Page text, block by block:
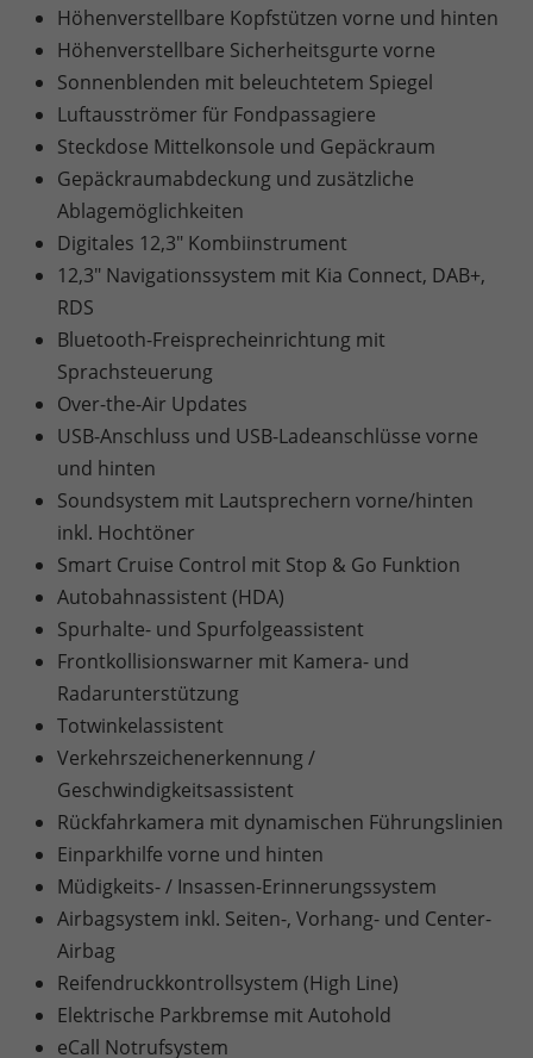
Höhenverstellbare Kopfstützen vorne und hinten
Höhenverstellbare Sicherheitsgurte vorne
Sonnenblenden mit beleuchtetem Spiegel
Luftausströmer für Fondpassagiere
Steckdose Mittelkonsole und Gepäckraum
Gepäckraumabdeckung und zusätzliche
Ablagemöglichkeiten
Digitales 12,3" Kombiinstrument
12,3" Navigationssystem mit Kia Connect, DAB+,
RDS
Bluetooth-Freisprecheinrichtung mit
Sprachsteuerung
Over-the-Air Updates
USB-Anschluss und USB-Ladeanschlüsse vorne
und hinten
Soundsystem mit Lautsprechern vorne/hinten
inkl. Hochtöner
Smart Cruise Control mit Stop & Go Funktion
Autobahnassistent (HDA)
Spurhalte- und Spurfolgeassistent
Frontkollisionswarner mit Kamera- und
Radarunterstützung
Totwinkelassistent
Verkehrszeichenerkennung /
Geschwindigkeitsassistent
Rückfahrkamera mit dynamischen Führungslinien
Einparkhilfe vorne und hinten
Müdigkeits- / Insassen-Erinnerungssystem
Airbagsystem inkl. Seiten-, Vorhang- und Center-
Airbag
Reifendruckkontrollsystem (High Line)
Elektrische Parkbremse mit Autohold
eCall Notrufsystem